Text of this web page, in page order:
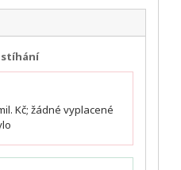
stíhání
Kč; žádné vyplacené